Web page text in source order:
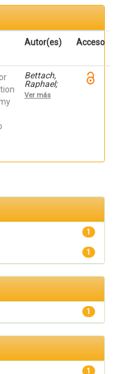
Autor(es) Acceso
Bettach,
Raphael;
Boukhris,
Gilles; De
Antonio;
Vicentis;
Alexandre
Ver más
1
1
1
1